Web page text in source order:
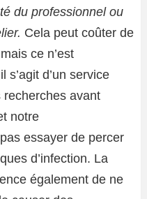
du professionnel ou
Cela peut coûter de
ce n’est
s’agit d’un service
avant
notre
essayer de percer
d’infection. La
également de ne